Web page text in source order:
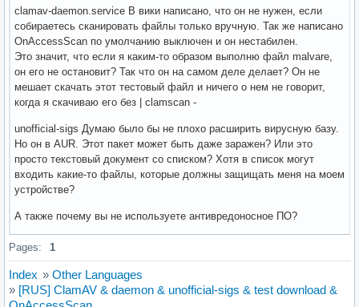
clamav-daemon.service В вики написано, что он не нужен, если
собираетесь сканировать файлы только вручную. Так же написано
OnAccessScan по умолчанию выключен и он нестабилен.
Это значит, что если я каким-то образом выполню файл malvare,
он его не остановит? Так что он на самом деле делает? Он не
мешает скачать этот тестовый файл и ничего о нем не говорит,
когда я скачиваю его без | clamscan -
unofficial-sigs Думаю было бы не плохо расширить вирусную базу.
Но он в AUR. Этот пакет может быть даже заражен? Или это
просто текстовый документ со списком? Хотя в список могут
входить какие-то файлы, которые должны защищать меня на моем
устройстве?
А также почему вы не используете антивредоносное ПО?
Pages: 1
Index » Other Languages
» [RUS] ClamAV & daemon & unofficial-sigs & test download &